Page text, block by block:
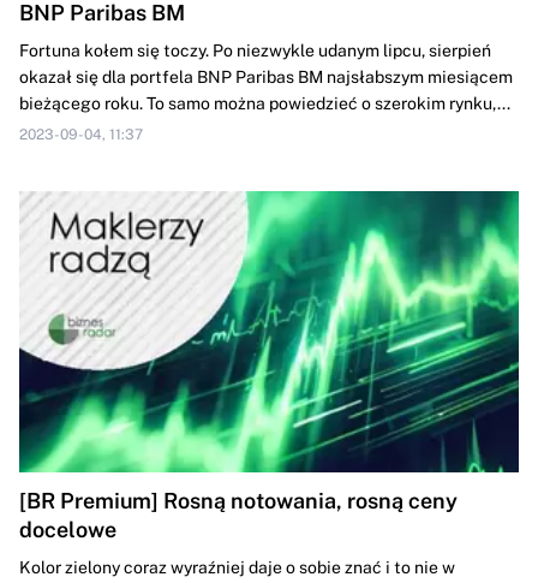
BNP Paribas BM
Fortuna kołem się toczy. Po niezwykle udanym lipcu, sierpień
okazał się dla portfela BNP Paribas BM najsłabszym miesiącem
bieżącego roku. To samo można powiedzieć o szerokim rynku,...
2023-09-04, 11:37
[BR Premium] Rosną notowania, rosną ceny
docelowe
Kolor zielony coraz wyraźniej daje o sobie znać i to nie w